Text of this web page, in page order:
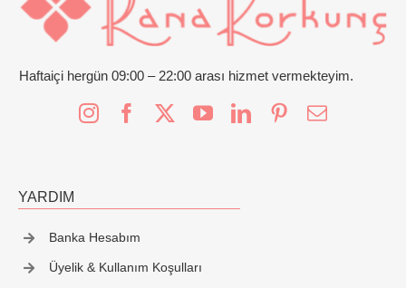
Haftaiçi hergün 09:00 – 22:00 arası hizmet vermekteyim.
YARDIM
Banka Hesabım
Üyelik & Kullanım Koşulları